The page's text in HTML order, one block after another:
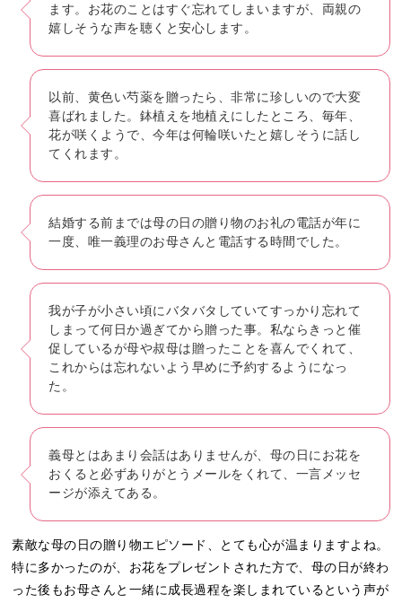
ます。お花のことはすぐ忘れてしまいますが、両親の
嬉しそうな声を聴くと安心します。
以前、黄色い芍薬を贈ったら、非常に珍しいので大変
喜ばれました。鉢植えを地植えにしたところ、毎年、
花が咲くようで、今年は何輪咲いたと嬉しそうに話し
てくれます。
結婚する前までは母の日の贈り物のお礼の電話が年に
一度、唯一義理のお母さんと電話する時間でした。
我が子が小さい頃にバタバタしていてすっかり忘れて
しまって何日か過ぎてから贈った事。私ならきっと催
促しているが母や叔母は贈ったことを喜んでくれて、
これからは忘れないよう早めに予約するようになっ
た。
義母とはあまり会話はありませんが、母の日にお花を
おくると必ずありがとうメールをくれて、一言メッセ
ージが添えてある。
素敵な母の日の贈り物エピソード、とても心が温まりますよね。
特に多かったのが、お花をプレゼントされた方で、母の日が終わ
った後もお母さんと一緒に成長過程を楽しまれているという声が